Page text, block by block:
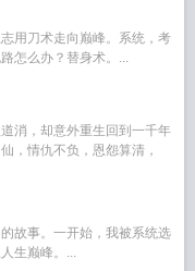
用刀术走向巅峰。系统，考
怎么办？替身术。...
消，却意外重生回到一千年
，情仇不负，恩怨算清，
故事。一开始，我被系统选
生巅峰。...